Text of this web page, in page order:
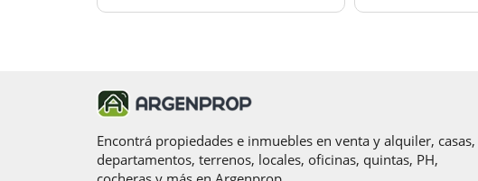
Encontrá propiedades e inmuebles en venta y alquiler, casas,
departamentos, terrenos, locales, oficinas, quintas, PH,